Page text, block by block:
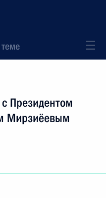
Президентом
Мирзиёевым